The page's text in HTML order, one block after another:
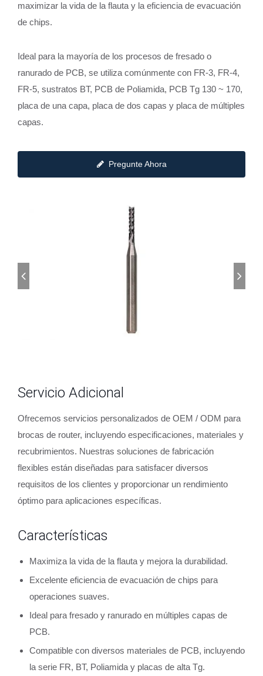
maximizar la vida de la flauta y la eficiencia de evacuación
de chips.
Ideal para la mayoría de los procesos de fresado o
ranurado de PCB, se utiliza comúnmente con FR-3, FR-4,
FR-5, sustratos BT, PCB de Poliamida, PCB Tg 130 ~ 170,
placa de una capa, placa de dos capas y placa de múltiples
capas.
Pregunte Ahora
Servicio Adicional
Ofrecemos servicios personalizados de OEM / ODM para
brocas de router, incluyendo especificaciones, materiales y
recubrimientos. Nuestras soluciones de fabricación
flexibles están diseñadas para satisfacer diversos
requisitos de los clientes y proporcionar un rendimiento
óptimo para aplicaciones específicas.
Características
Maximiza la vida de la flauta y mejora la durabilidad.
Excelente eficiencia de evacuación de chips para
operaciones suaves.
Ideal para fresado y ranurado en múltiples capas de
PCB.
Compatible con diversos materiales de PCB, incluyendo
la serie FR, BT, Poliamida y placas de alta Tg.